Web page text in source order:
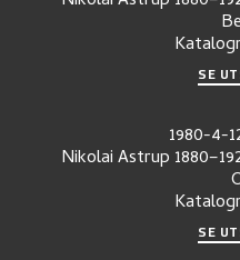
SE
1980-4-
Nikolai Astrup
SE